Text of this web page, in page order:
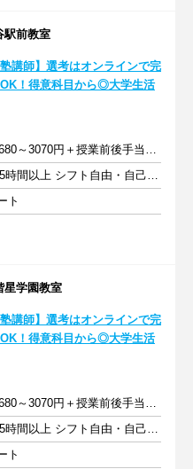
駅前教室
塾講師】選考はオンラインで完
！得意科目から◎大学生活
1コマ（80分）1680～3070円＋授業前後手当500円＋交通費全額支給
週1日以上 1日1.5時間以上 シフト自由・自己申告
ト
星学園教室
塾講師】選考はオンラインで完
！得意科目から◎大学生活
1コマ（80分）1680～3070円＋授業前後手当500円＋交通費全額支給
週1日以上 1日1.5時間以上 シフト自由・自己申告
ト